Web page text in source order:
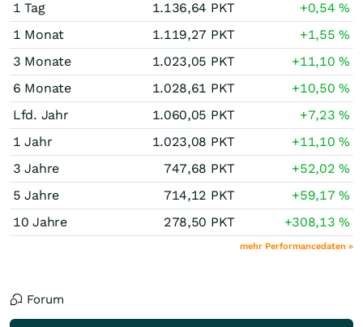
1 Tag 1.136,64 PKT +0,54%
1 Monat
1.119,27 PKT +1,55%
3 Monate
1.023,05 PKT +11,10%
6 Monate
1.028,61 PKT +10,50%
Lfd. Jahr
1.060,05 PKT +7,23%
1 Jahr
1.023,08 PKT +11,10%
3 Jahre
747,68 PKT +52,02%
5 Jahre
714,12 PKT +59,17%
10 Jahre
278,50 PKT +308,13%
mehr Performancedaten »
Forum